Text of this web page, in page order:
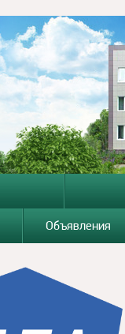
Объявления